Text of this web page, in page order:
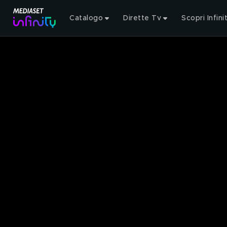
Catalogo Dirette Tv Scopri